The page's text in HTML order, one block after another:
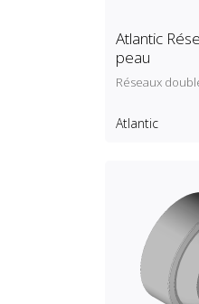
Atlantic
peau
Réseaux
Atlantic